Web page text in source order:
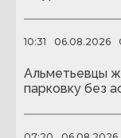
10:31 06.08.2026
Альметьевцы
парковку без